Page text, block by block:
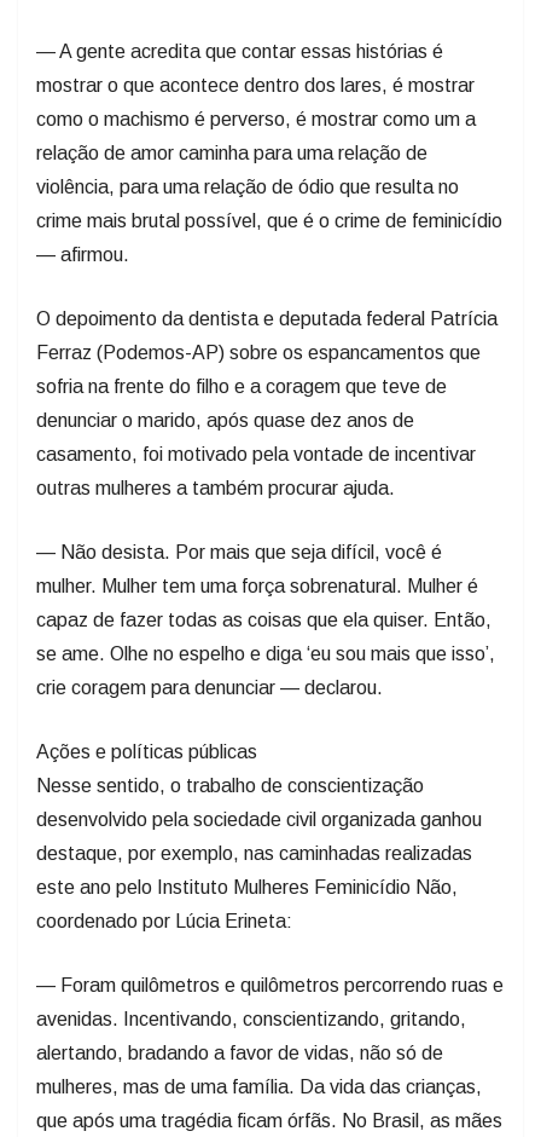
— A gente acredita que contar essas histórias é
mostrar o que acontece dentro dos lares, é mostrar
como o machismo é perverso, é mostrar como um a
relação de amor caminha para uma relação de
violência, para uma relação de ódio que resulta no
crime mais brutal possível, que é o crime de feminicídio
— afirmou.
O depoimento da dentista e deputada federal Patrícia
Ferraz (Podemos-AP) sobre os espancamentos que
sofria na frente do filho e a coragem que teve de
denunciar o marido, após quase dez anos de
casamento, foi motivado pela vontade de incentivar
outras mulheres a também procurar ajuda.
— Não desista. Por mais que seja difícil, você é
mulher. Mulher tem uma força sobrenatural. Mulher é
capaz de fazer todas as coisas que ela quiser. Então,
se ame. Olhe no espelho e diga ‘eu sou mais que isso’,
crie coragem para denunciar — declarou.
Ações e políticas públicas
Nesse sentido, o trabalho de conscientização
desenvolvido pela sociedade civil organizada ganhou
destaque, por exemplo, nas caminhadas realizadas
este ano pelo Instituto Mulheres Feminicídio Não,
coordenado por Lúcia Erineta:
— Foram quilômetros e quilômetros percorrendo ruas e
avenidas. Incentivando, conscientizando, gritando,
alertando, bradando a favor de vidas, não só de
mulheres, mas de uma família. Da vida das crianças,
que após uma tragédia ficam órfãs. No Brasil, as mães